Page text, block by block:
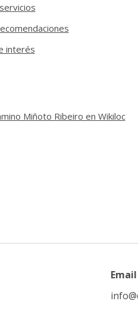
interés
Miñoto Ribeiro en Wikiloc
Email